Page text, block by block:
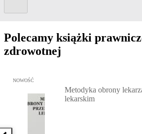
Polecamy książki
zdrowotnej
Przejdź do: Metodyka obrony lekarza
NOWOŚĆ
Metodyka obrony
lekarskim